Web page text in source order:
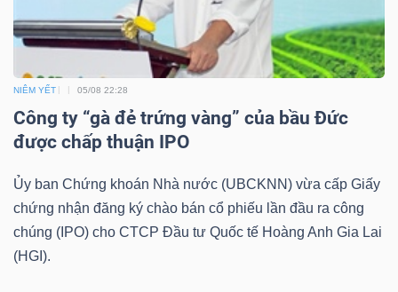
NIÊM YẾT 05/08 22:28
Công ty “gà đẻ trứng vàng” của bầu Đức
được chấp thuận IPO
Ủy ban Chứng khoán Nhà nước (UBCKNN) vừa cấp Giấy
chứng nhận đăng ký chào bán cổ phiếu lần đầu ra công
chúng (IPO) cho CTCP Đầu tư Quốc tế Hoàng Anh Gia Lai
(HGI).
PHIẾU
CỤ
ĐẦU
TƯ
TRUY